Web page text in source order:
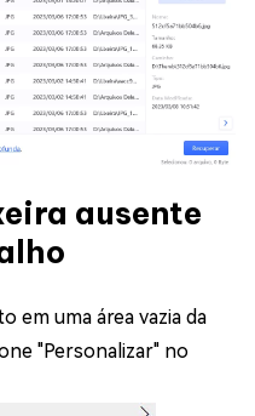
ausente
em uma área vazia da
"Personalizar" no